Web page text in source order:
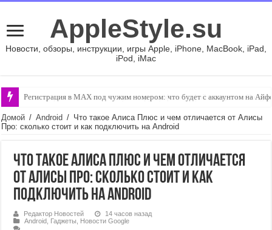
AppleStyle.su
Новости, обзоры, инструкции, игры Apple, iPhone, MacBook, iPad,
iPod, iMac
Регистрация в MAX под чужим номером: что будет с аккаунтом на
Как настроить автоматическую загрузку фотографий и видео в
Домой / Android / Что такое Алиса Плюс и чем отличается от Алисы
Про: сколько стоит и как подключить на Android
Что такое Алиса Плюс и чем отличается
от Алисы Про: сколько стоит и как
подключить на Android
Редактор Новостей
14 часов назад
Android Гаджеты
Новости Google